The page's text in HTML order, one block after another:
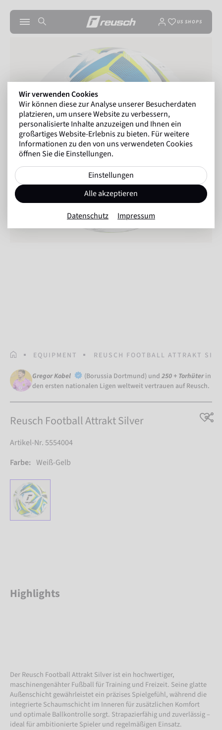
US SHOPS
STARTSEITEEQUIPMENT REUSCH FOOTBALL ATTRAKT
Gregor Kobel (Borussia Dortmund) und 250 + Torhüter in
den ersten nationalen Ligen weltweit vertrauen auf Reusch.
Reusch Football Attrakt Silver
Artikel-Nr. 5554004
Farbe: Weiß-Gelb
Highlights
Der Reusch Football Attrakt Silver ist ein hochwertiger,
maschinengenähter Fußball für Training und Freizeit. Seine glatte
Außenschicht gewährleistet ein präzises Spielgefühl, während die
integrierte Schaumschicht im Inneren für zusätzlichen Komfort
und optimale Ballkontrolle sorgt. Strapazierfähig und zuverlässig –
ideal für ambitionierte Spieler und regelmäßigen Einsatz.
Wir verwenden Cookies
Wir können diese zur Analyse unserer Besucherdaten
platzieren, um unsere Website zu verbessern,
personalisierte Inhalte anzuzeigen und Ihnen ein
großartiges Website-Erlebnis zu bieten. Für weitere
Informationen zu den von uns verwendeten Cookies
öffnen Sie die Einstellungen.
Einstellungen
Alle akzeptieren
Datenschutz Impressum